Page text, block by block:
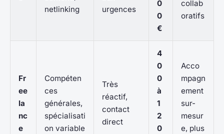
netlinking
urgences
0
0
€
collab
oratifs
Fr
ee
la
nc
e
Compéten
ces
générales,
spécialisati
on variable
Très
réactif,
contact
direct
4
0
0
à
1
2
0
Acco
mpagn
ement
sur-
mesur
e, plus